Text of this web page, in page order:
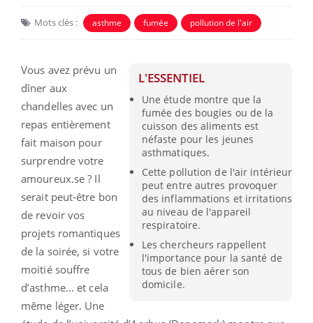
Mots clés : asthme fumée pollution de l'air
L'ESSENTIEL
Une étude montre que la
fumée des bougies ou de la
cuisson des aliments est
néfaste pour les jeunes
asthmatiques.
Cette pollution de l'air intérieur
peut entre autres provoquer
des inflammations et irritations
au niveau de l'appareil
respiratoire.
Les chercheurs rappellent
l'importance pour la santé de
tous de bien aérer son
domicile.
Vous avez prévu un
dîner aux
chandelles avec un
repas entièrement
fait maison pour
surprendre votre
amoureux.se ? Il
serait peut-être bon
de revoir vos
projets romantiques
de la soirée, si votre
moitié souffre
d’asthme... et cela
même léger. Une